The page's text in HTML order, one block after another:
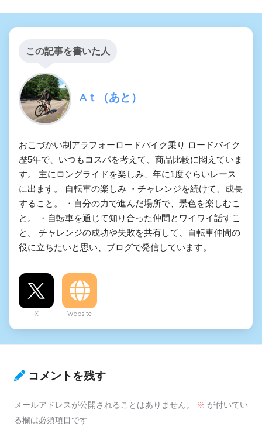
この記事を書いた人
Aｔ（あと）
おこづかい制アラフォーロードバイク乗り ロードバイク
歴5年で、いつもコスパを考えて、商品比較に悶えていま
す。 主にロングライドを楽しみ、年に1度ぐらいレース
に出ます。 自転車の楽しみ ・チャレンジを続けて、成長
すること。 ・自分の力で進んだ場所で、景色を楽しむこ
と。 ・自転車を通じて知り合った仲間とワイワイ話すこ
と。 チャレンジの成功や失敗を共有して、自転車仲間の
役に立ちたいと思い、ブログで発信しています。
X Website
コメントを残す
メールアドレスが公開されることはありません。 ※ が付いてい
る欄は必須項目です